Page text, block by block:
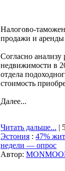
Налогово-
продажи и
Согласно
недвижимости в
отдела
стоимость
Далее...
Читать дальше... |
Эстония : 47%
недели — опрос
Автор: